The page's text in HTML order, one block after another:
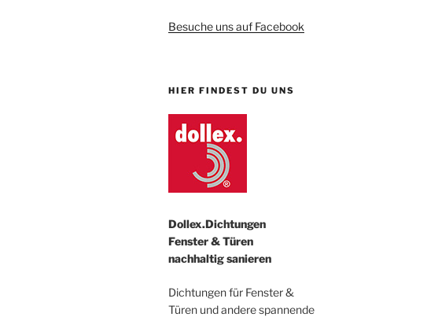
Besuche uns auf Facebook
HIER FINDEST DU UNS
Dollex.Dichtungen
Fenster & Türen
nachhaltig sanieren
Dichtungen für Fenster &
Türen und andere spannende